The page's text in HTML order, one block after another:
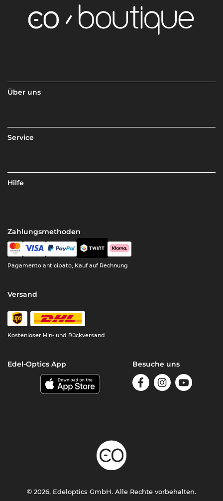
Über uns
Service
Hilfe
Zahlungsmethoden
Pagamento anticipato, Kauf auf Rechnung
Versand
Kostenloser Hin- und Rückversand
Edel-Optics App Besuche uns
© 2026, Edeloptics GmbH. Alle Rechte vorbehalten.